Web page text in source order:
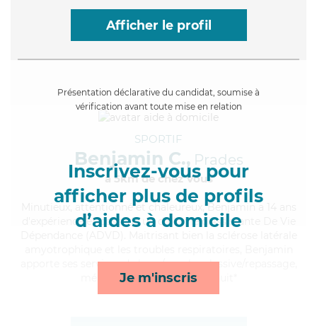
Afficher le profil
Présentation déclarative du candidat, soumise à
vérification avant toute mise en relation
Inscrivez-vous pour
afficher plus de profils
d’aides à domicile
Je m'inscris
SPORTIF
Benjamin C., Prades
à 5km de chez Vous
, attentionné et chaleureux, Benjamin a 14 ans
d'expérience et possède un diplôme d'Assistante De Vie
apporte ses services de lever/coucher, lessive/repassage,
ménage et surveillance de nuit*